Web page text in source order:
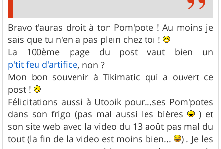
Bravo t'auras droit à ton Pom'pote ! Au moins je
sais que tu n'en a pas plein chez toi !
La 100ème page du post vaut bien un
p'tit feu d'artifice, non ?
Mon bon souvenir à Tikimatic qui a ouvert ce
post !
Félicitations aussi à Utopik pour...ses Pom'potes
dans son frigo (pas mal aussi les bières
) et
son site web avec la video du 13 août pas mal du
tout (la fin de la video est moins bien...
) . Je les